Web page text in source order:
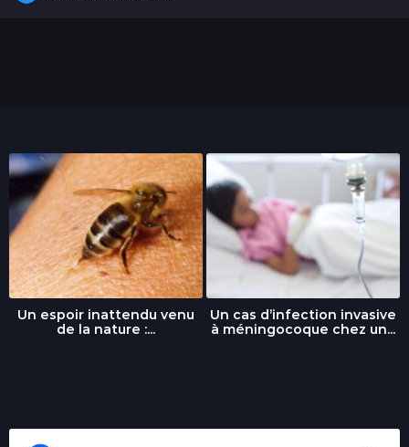
Un espoir inattendu venu
de la nature :...
Un cas d’infection invasive
à méningocoque chez un...